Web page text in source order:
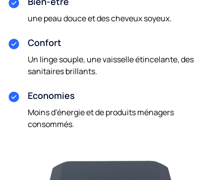
une peau douce et des cheveux soyeux.
Confort
Un linge souple, une vaisselle étincelante, des
sanitaires brillants.
Economies
Moins d'énergie et de produits ménagers
consommés.